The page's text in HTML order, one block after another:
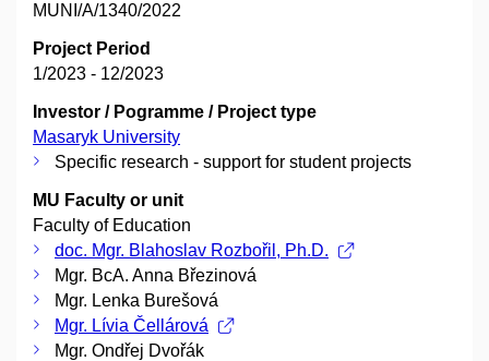
MUNI/A/1340/2022
Project Period
1/2023 - 12/2023
Investor / Pogramme / Project type
Masaryk University
Specific research - support for student projects
MU Faculty or unit
Faculty of Education
doc. Mgr. Blahoslav Rozbořil, Ph.D.
Mgr. BcA. Anna Březinová
Mgr. Lenka Burešová
Mgr. Lívia Čellárová
Mgr. Ondřej Dvořák